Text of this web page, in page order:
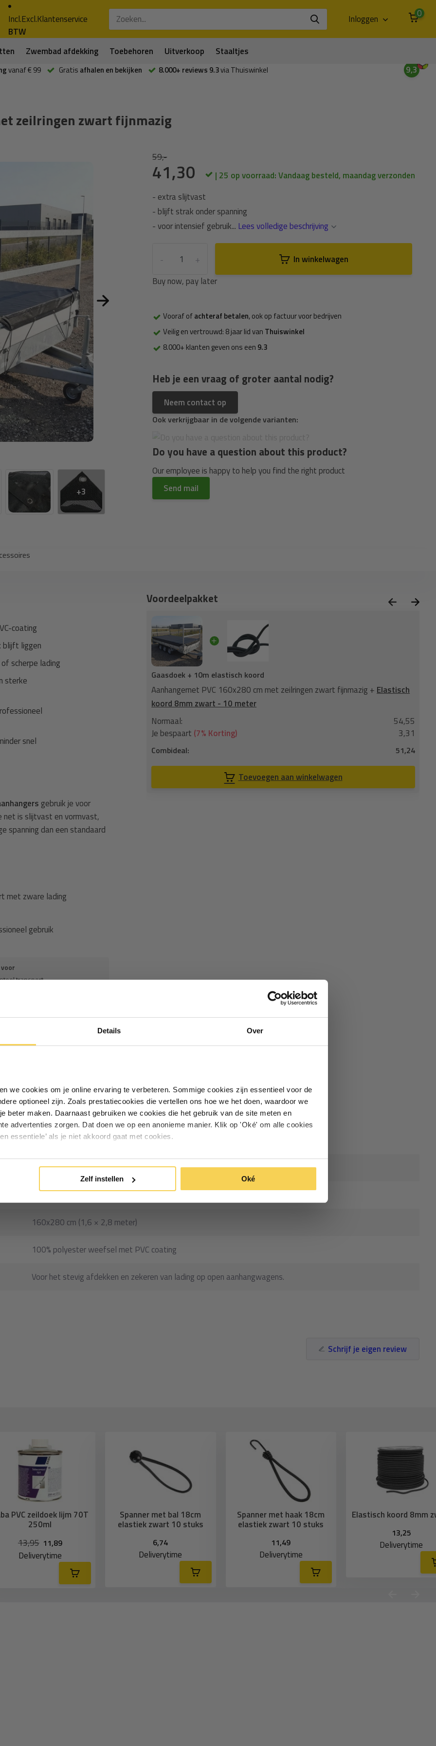
Details Over
we cookies om je online ervaring te verbeteren. Sommige cookies zijn essentieel voor de
optioneel zijn. Zoals prestatiecookies die vertellen ons hoe we het doen, waardoor we
beter maken. Daarnaast gebruiken we cookies die het gebruik van de site meten en
advertenties zorgen. Dat doen we op een anonieme manier. Klik op 'Oké' om alle cookies
essentiele’ als je niet akkoord gaat met cookies.
Zelf instellen Oké
Incl.Excl.
BTW
Klantenservice Inloggen 0
Zwembad afdekking Toebehoren Uitverkoop Staaltjes
vanaf € 99 Gratis afhalen en bekijken 8.000+ reviews 9.3via Thuiswinkel 9,3
zeilringen zwart fijnmazig
+3
59,-
41,30
| 25 op voorraad: Vandaag besteld, maandag verzonden
- extra slijtvast
- blijft strak onder spanning
- voor intensief gebruik... Lees volledige beschrijving
+
-
In winkelwagen
Buy now, pay later
Vooraf ofachteraf betalen, ook op factuur voor bedrijven
Veilig en vertrouwd: 8 jaar lid van Thuiswinkel
8.000+ klanten geven ons een 9.3
Heb je een vraag of groter aantal nodig?
Neem contact op
Ook verkrijgbaar in de volgende varianten:
Do you have a question about this product?
Our employee is happy to help you find the right product
Send mail
coating
blijft liggen
scherpe lading
sterke
snel
gebruik je voor
net is slijtvast en vormvast,
spanning dan een standaard
met zware lading
gebruik
transport
tijdens transport.
en incidenteel gebruik is een
Voordeelpakket
Gaasdoek + 10m elastisch koord
Aanhangernet PVC 160x280 cm met zeilringen zwart fijnmazig +Elastisch
koord 8mm zwart - 10 meter
Normaal:
54,55
Je bespaart (7% Korting) 3,31
Combideal: 51,24
Toevoegen aan winkelwagen
13584
Aanhangernet fijnmazig PVC
160x280 cm (1,6 × 2,8 meter)
100% polyester weefsel met PVC coating
Voor het stevig afdekken en zekeren van lading op open aanhangwagens.
Schrijf je eigen review
PVC zeildoek lijm 70T
250ml
13,95 11,89
Deliverytime
Spanner met bal 18cm
elastiek zwart 10 stuks
6,74
Deliverytime
Spanner met haak 18cm
elastiek zwart 10 stuks
11,49
Deliverytime
Elastisch koord 8mm
13,25
Deliverytime
Ontvang €5,- korting!
ontvang €5,- welkomstkorting!
Particulier Zakelijk
Inschrijven